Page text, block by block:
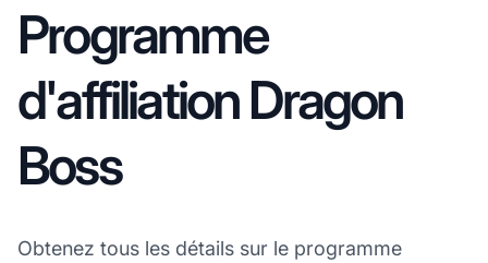
Programme
d'affiliation Dragon
Boss
Obtenez tous les détails sur le programme